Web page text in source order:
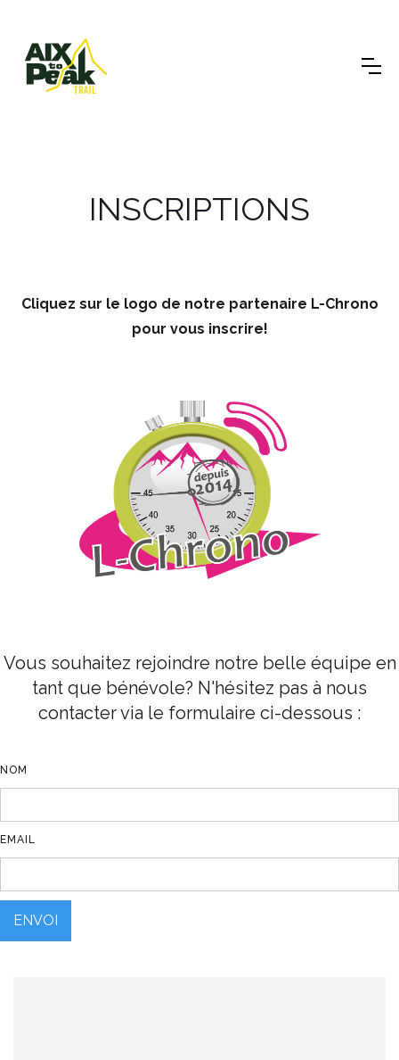
INSCRIPTIONS
Cliquez sur le logo de notre partenaire L-Chrono
pour vous inscrire!
Vous souhaitez rejoindre notre belle équipe en
tant que bénévole? N'hésitez pas à nous
contacter via le formulaire ci-dessous :
NOM
EMAIL